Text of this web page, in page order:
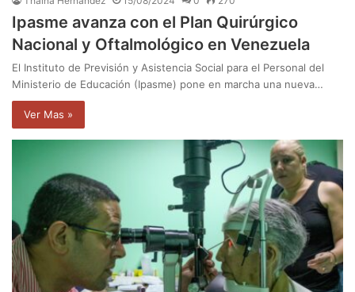
Ipasme avanza con el Plan Quirúrgico
Nacional y Oftalmológico en Venezuela
El Instituto de Previsión y Asistencia Social para el Personal del
Ministerio de Educación (Ipasme) pone en marcha una nueva…
Ver Mas »